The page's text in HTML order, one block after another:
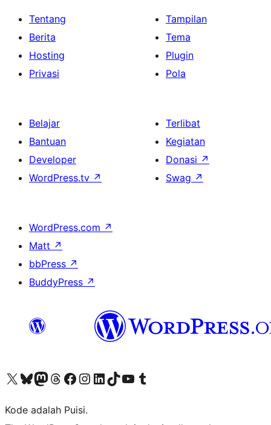
Tentang
Berita
Hosting
Privasi
Tampilan
Tema
Plugin
Pola
Belajar
Bantuan
Developer
WordPress.tv ↗
Terlibat
Kegiatan
Donasi ↗
Swag ↗
WordPress.com ↗
Matt ↗
bbPress ↗
BuddyPress ↗
Kunjungi akun X (sebelumnya Twitter) kamiVisit our Bluesky account
Kunjungi akun Mastodon kami
Visit our Threads account
Kunjungi halaman Facebook kamiKunjungi akun Instagram kamiKunjungi akun LinkedIn kami
Visit our TikTok account
Kunjungi channel YouTube kamiVisit our Tumblr account
Kode adalah Puisi.